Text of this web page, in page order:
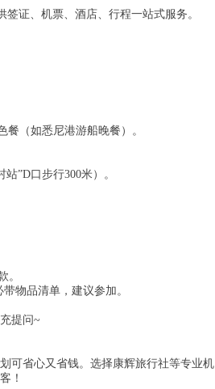
签证、机票、酒店、行程一站式服务。
餐（如悉尼港游船晚餐）。
站”D口步行300米）。
。
物品清单，建议参加。
提问~
可省心又省钱。选择康辉旅行社等专业机
！